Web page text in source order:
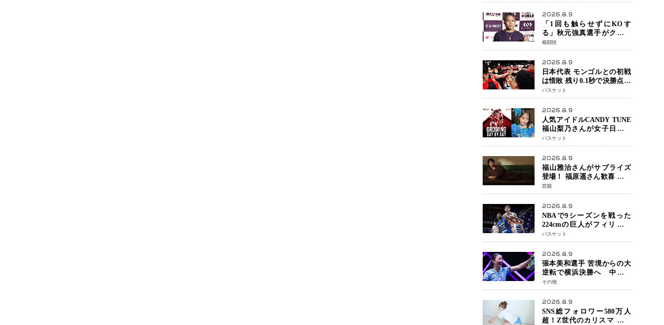
になってホッとしていま
す」
2026.8.9
「1回も触らせずにKOす
る」秋元強真選手がクレベ
ル・コイケ戦に自信 青木
真也と2カ月の寝技対策「引
き込まれても大丈夫」
格闘技
2026.8.9
日本代表 モンゴルとの初戦
は惜敗 残り0.1秒で決勝点を
許すもハーパージュニア15
得点 カーク18得点と存在感
バスケット
2026.8.9
人気アイドルCANDY TUNE
福山梨乃さんが女子日本代
表戦に登場 8月14日「三井不
動産カップ」でスペシャル
ゲスト 大のバスケ好きと
して魅力を発信
バスケット
2026.8.9
福山雅治さんがサプライズ
登場！ 福原遥さん歓喜 主演
映画『あの星が降る丘で、
君とまた出会いたい。』舞
台あいさつ
芸能
2026.8.9
NBAで9シーズンを戦った
224cmの巨人がフィリピン
へ ボバン・マリヤノビッチ
ジョーンズカップで新たな
挑戦
バスケット
2026.8.9
張本美和選手 苦境からの大
逆転で横浜決勝へ 中国の
難敵・王芸迪選手を撃破
「ここからまた行くぞ」
兄・智和選手との兄妹Vにも
期待
その他
2026.8.9
SNS総フォロワー580万人
超！Z世代のカリスマ さく